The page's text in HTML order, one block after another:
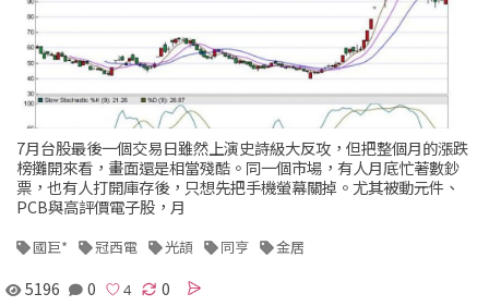
7月台股最後一個交易日雖然上演史詩級大反攻，但把整個月的漲跌
榜攤開來看，畫面還是相當殘酷。同一個市場，有人月底忙著數鈔
票，也有人打開庫存後，只想先把手機螢幕關掉。尤其被動元件、
PCB與高評價電子股，月
國巨* 冠西電 光頡 同亨 金居
5196 0 0